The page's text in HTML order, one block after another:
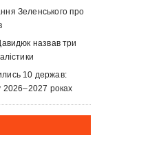
Зеленського про
назвав три
10 держав:
2026–2027 роках